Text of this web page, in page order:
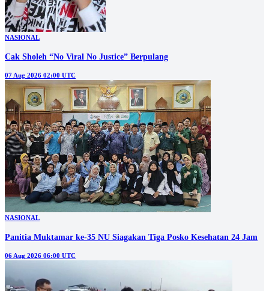
NASIONAL
Cak Sholeh “No Viral No Justice” Berpulang
07 Aug 2026 02:00 UTC
NASIONAL
Panitia Muktamar ke-35 NU Siagakan Tiga Posko Kesehatan 24 Jam
06 Aug 2026 06:00 UTC